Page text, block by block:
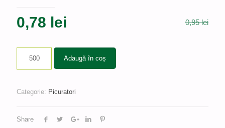
0,95lei
Prețul
a
fost:
0,78 lei
este:
0,78 lei.
Adaugă în coș
Categorie: Picuratori
Share